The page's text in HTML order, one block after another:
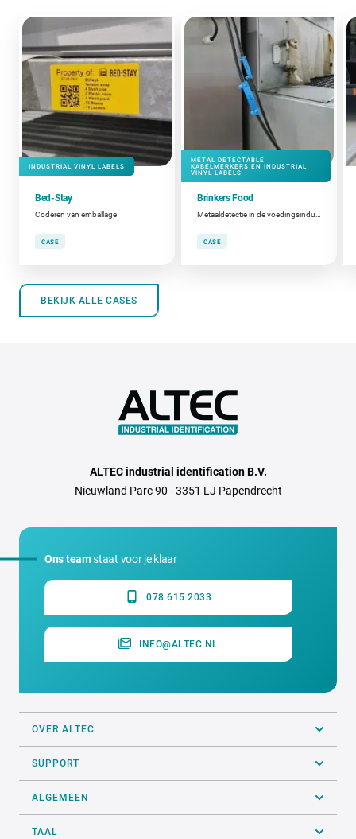
INDUSTRIAL VINYL LABELS
Bed-Stay
Coderen van emballage
CASE
METAL DETECTABLE
KABELMERKERS EN INDUSTRIAL
VINYL LABELS
Brinkers Food
Metaaldetectie in de voedingsindustrie
CASE
BEKIJK ALLE CASES
ALTEC industrial identification B.V.
Nieuwland Parc 90 - 3351 LJ Papendrecht
Ons teamstaat voor je klaar
078 615 2033
INFO@ALTEC.NL
OVER ALTEC
SUPPORT
ALGEMEEN
TAAL